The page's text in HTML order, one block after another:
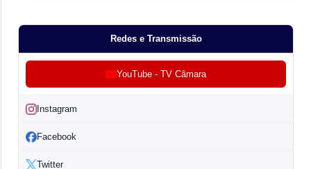
Redes e Transmissão
YouTube - TV Câmara
Instagram
Facebook
Twitter